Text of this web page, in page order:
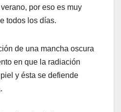
por eso es muy
todos los días.
de una mancha oscura
en que la radiación
y ésta se defiende